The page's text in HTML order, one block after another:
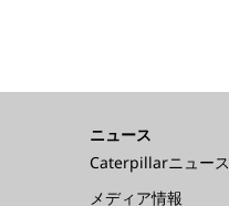
ニュース
Caterpillarニュース
メディア情報